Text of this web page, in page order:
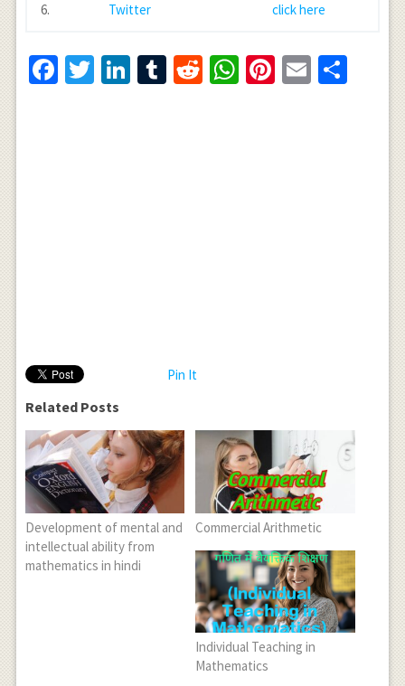
6. Twitter click here
Facebook
Twitter
LinkedIn
Tumblr
RedditWhatsApp
Pinterest
Email
Pin It
Related Posts
Development of mental and
intellectual ability from
mathematics in hindi
Commercial Arithmetic
Individual Teaching in
Mathematics